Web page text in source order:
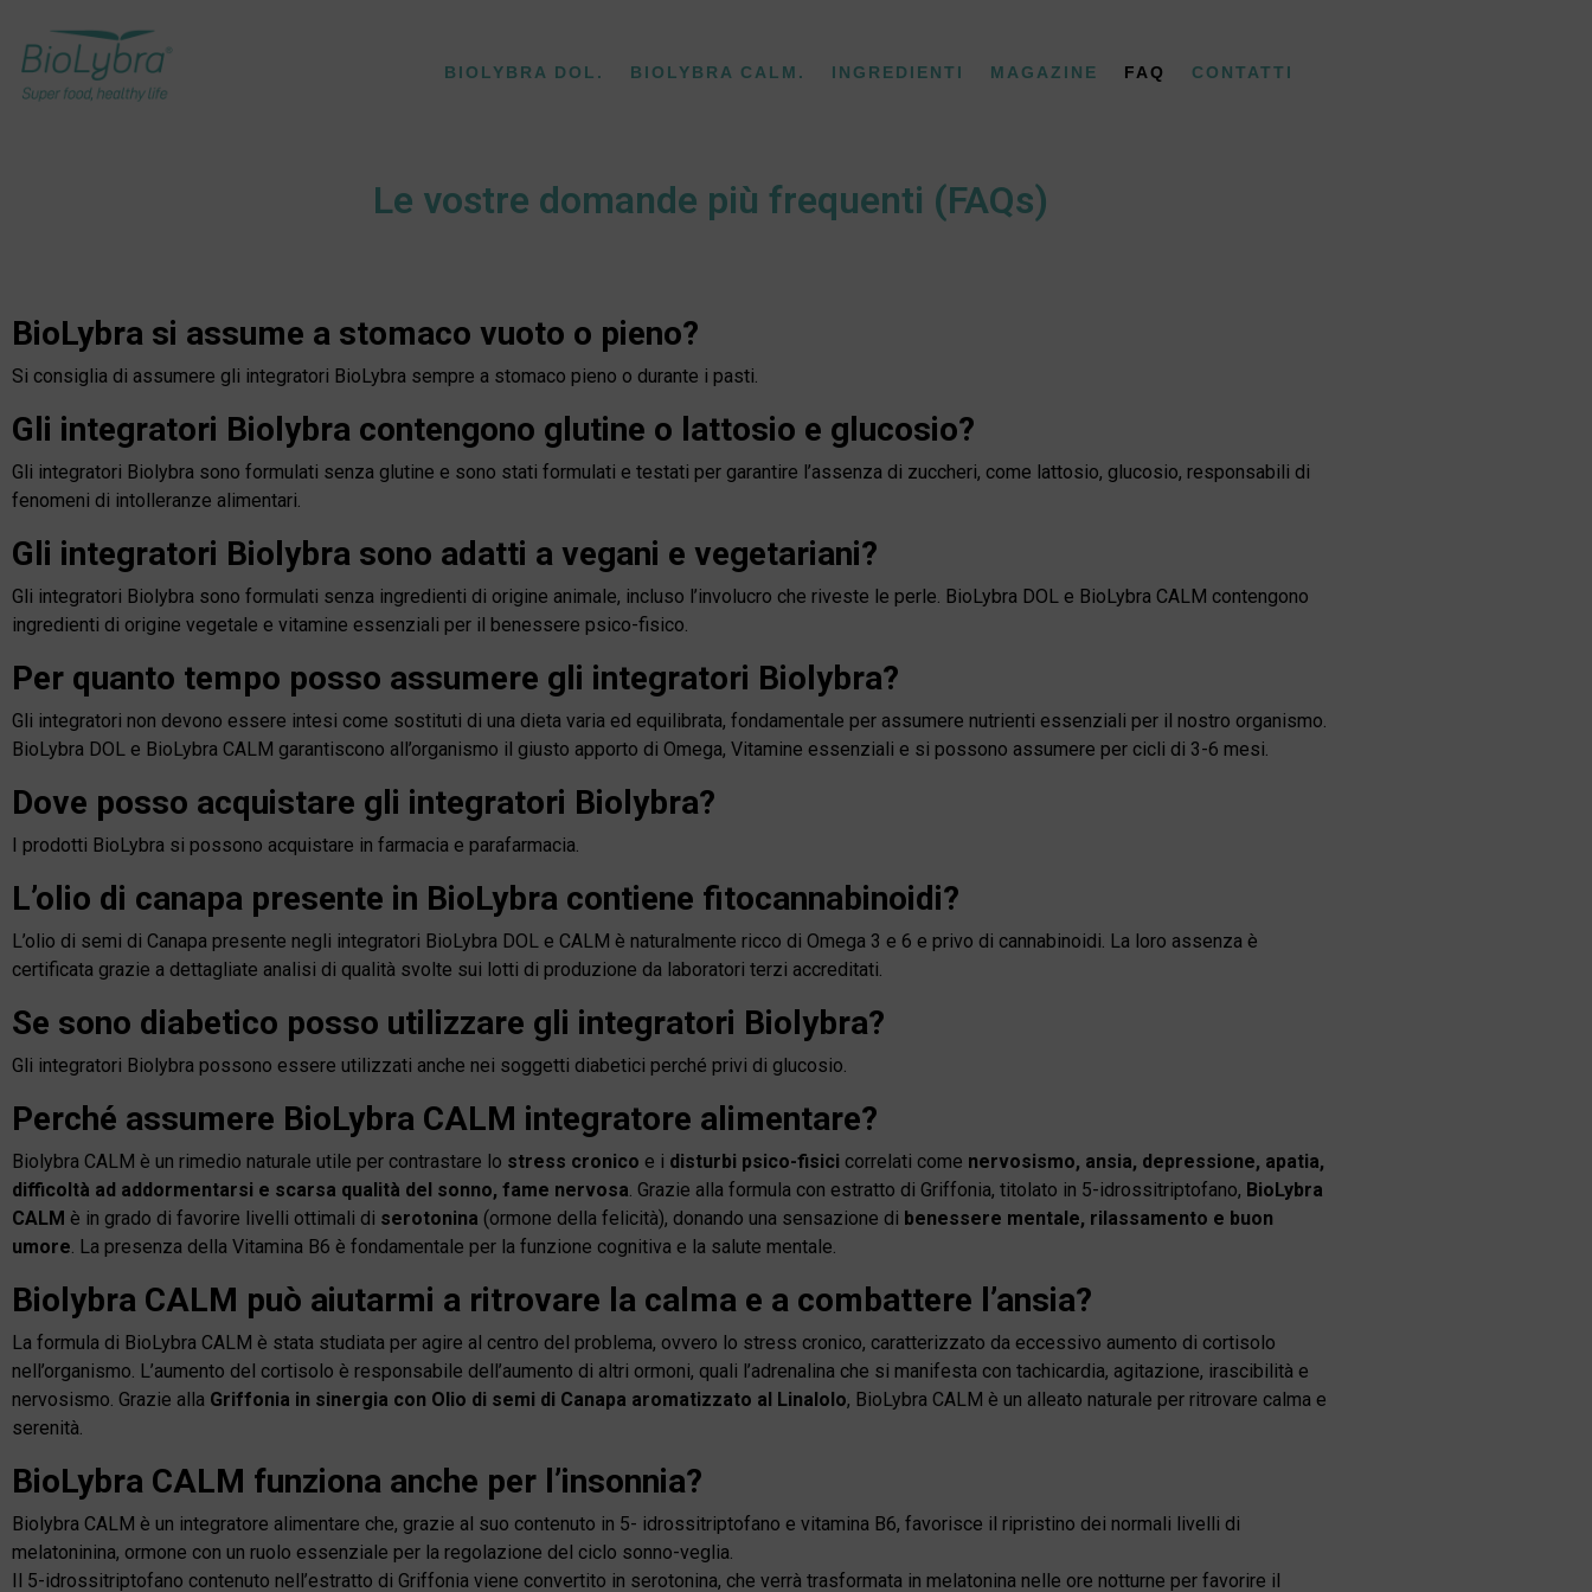
BIOLYBRA DOL. BIOLYBRA CALM. INGREDIENTI MAGAZINE FAQ CONTATTI
Le vostre domande più frequenti (FAQs)
BioLybra si assume a stomaco vuoto o pieno?
Si consiglia di assumere gli integratori BioLybra sempre a stomaco pieno o durante i pasti.
Gli integratori Biolybra contengono glutine o lattosio e glucosio?
Gli integratori Biolybra sono formulati senza glutine e sono stati formulati e testati per garantire l’assenza di zuccheri, come lattosio, glucosio, responsabili di
fenomeni di intolleranze alimentari.
Gli integratori Biolybra sono adatti a vegani e vegetariani?
Gli integratori Biolybra sono formulati senza ingredienti di origine animale, incluso l’involucro che riveste le perle. BioLybra DOL e BioLybra CALM contengono
ingredienti di origine vegetale e vitamine essenziali per il benessere psico-fisico.
Per quanto tempo posso assumere gli integratori Biolybra?
Gli integratori non devono essere intesi come sostituti di una dieta varia ed equilibrata, fondamentale per assumere nutrienti essenziali per il nostro organismo.
BioLybra DOL e BioLybra CALM garantiscono all’organismo il giusto apporto di Omega, Vitamine essenziali e si possono assumere per cicli di 3-6 mesi.
Dove posso acquistare gli integratori Biolybra?
I prodotti BioLybra si possono acquistare in farmacia e parafarmacia.
L’olio di canapa presente in BioLybra contiene fitocannabinoidi?
L’olio di semi di Canapa presente negli integratori BioLybra DOL e CALM è naturalmente ricco di Omega 3 e 6 e privo di cannabinoidi. La loro assenza è
certificata grazie a dettagliate analisi di qualità svolte sui lotti di produzione da laboratori terzi accreditati.
Se sono diabetico posso utilizzare gli integratori Biolybra?
Gli integratori Biolybra possono essere utilizzati anche nei soggetti diabetici perché privi di glucosio.
Perché assumere BioLybra CALM integratore alimentare?
Biolybra CALM è un rimedio naturale utile per contrastare lo stress cronico e i disturbi psico-fisici correlati come nervosismo, ansia, depressione, apatia,
difficoltà ad addormentarsi e scarsa qualità del sonno, fame nervosa. Grazie alla formula con estratto di Griffonia, titolato in 5-idrossitriptofano, BioLybra
CALM è in grado di favorire livelli ottimali di serotonina (ormone della felicità), donando una sensazione di benessere mentale, rilassamento e buon
umore. La presenza della Vitamina B6 è fondamentale per la funzione cognitiva e la salute mentale.
Biolybra CALM può aiutarmi a ritrovare la calma e a combattere l’ansia?
La formula di BioLybra CALM è stata studiata per agire al centro del problema, ovvero lo stress cronico, caratterizzato da eccessivo aumento di cortisolo
nell’organismo. L’aumento del cortisolo è responsabile dell’aumento di altri ormoni, quali l’adrenalina che si manifesta con tachicardia, agitazione, irascibilità e
nervosismo. Grazie alla Griffonia in sinergia con Olio di semi di Canapa aromatizzato al Linalolo, BioLybra CALM è un alleato naturale per ritrovare calma e
serenità.
BioLybra CALM funziona anche per l’insonnia?
Biolybra CALM è un integratore alimentare che, grazie al suo contenuto in 5- idrossitriptofano e vitamina B6, favorisce il ripristino dei normali livelli di
melatoninina, ormone con un ruolo essenziale per la regolazione del ciclo sonno-veglia.
Il 5-idrossitriptofano contenuto nell’estratto di Griffonia viene convertito in serotonina, che verrà trasformata in melatonina nelle ore notturne per favorire il